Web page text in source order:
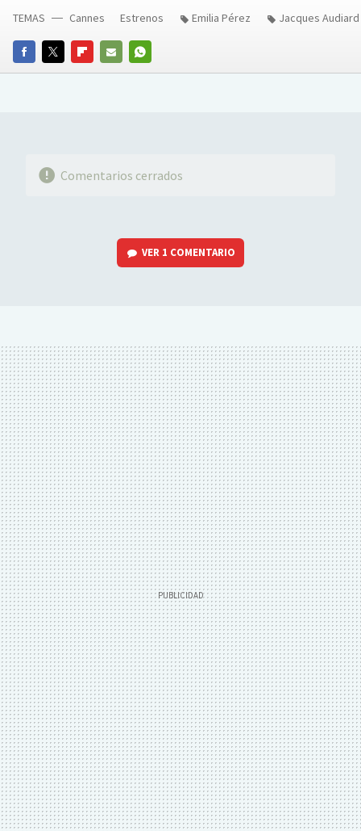
FACEBOOKTWITTERFLIPBOARD
E-
WHATSAPP
TEMAS Cannes Estrenos Emilia Pérez Jacques Audiard
Comentarios cerrados
VER 1 COMENTARIO